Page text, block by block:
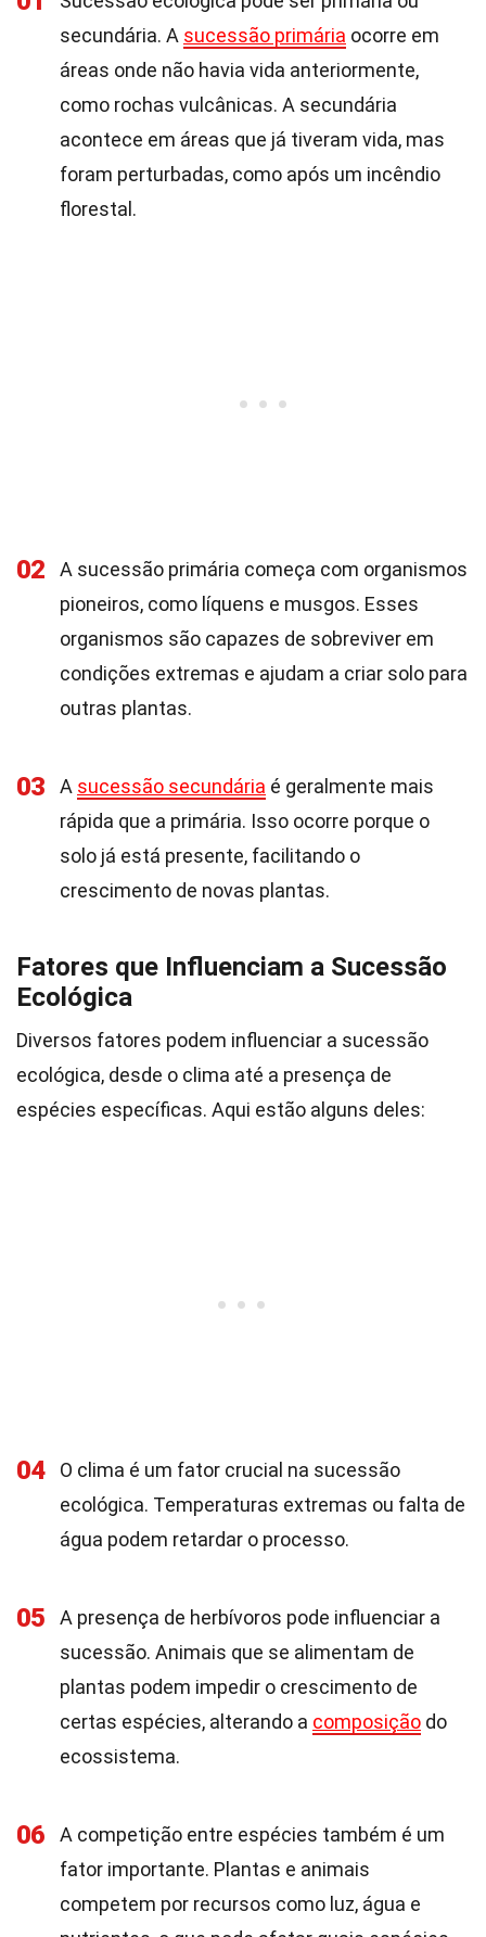
secundária. A sucessão primária ocorre em
áreas onde não havia vida anteriormente,
como rochas vulcânicas. A secundária
acontece em áreas que já tiveram vida, mas
foram perturbadas, como após um incêndio
florestal.
02
A sucessão primária começa com organismos
pioneiros, como líquens e musgos. Esses
organismos são capazes de sobreviver em
condições extremas e ajudam a criar solo para
outras plantas.
03 A sucessão secundária é geralmente mais
rápida que a primária. Isso ocorre porque o
solo já está presente, facilitando o
crescimento de novas plantas.
Fatores que Influenciam a Sucessão
Ecológica
Diversos fatores podem influenciar a sucessão
ecológica, desde o clima até a presença de
espécies específicas. Aqui estão alguns deles:
04
O clima é um fator crucial na sucessão
ecológica. Temperaturas extremas ou falta de
água podem retardar o processo.
05
A presença de herbívoros pode influenciar a
sucessão. Animais que se alimentam de
plantas podem impedir o crescimento de
certas espécies, alterando a composição do
ecossistema.
06
A competição entre espécies também é um
fator importante. Plantas e animais
competem por recursos como luz, água e